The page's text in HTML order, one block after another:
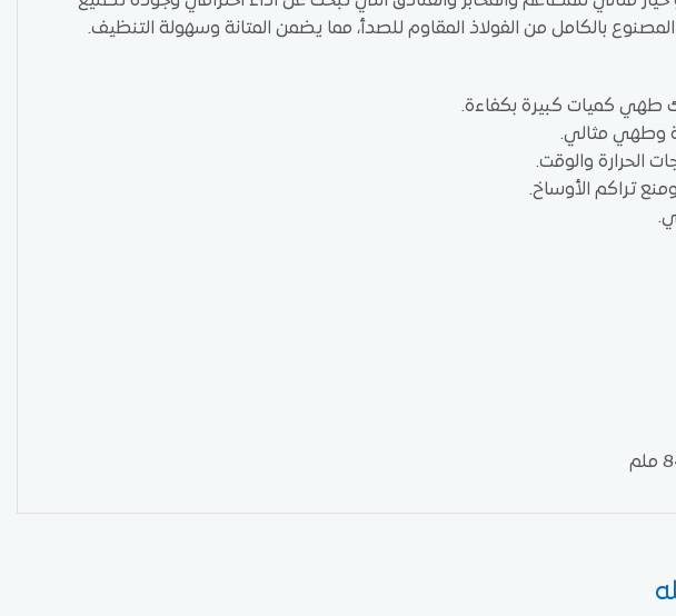
المصنوع بالكامل من الفولاذ المقاوم للصدأ، مما يضمن المتانة وسهولة التنظيف.
وطهي مثالي.
والوقت.
تراكم الأوساخ.